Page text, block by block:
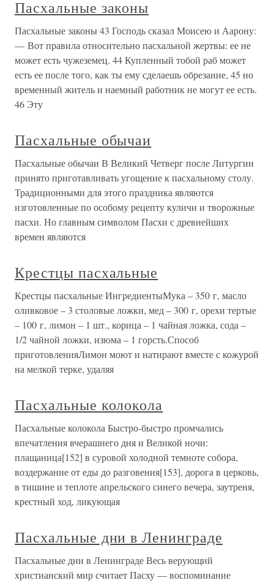
Пасхальные законы
Пасхальные законы 43 Господь сказал Моисею и Аарону:
— Вот правила относительно пасхальной жертвы: ее не
может есть чужеземец. 44 Купленный тобой раб может
есть ее после того, как ты ему сделаешь обрезание, 45 но
временный житель и наемный работник не могут ее есть.
46 Эту
Пасхальные обычаи
Пасхальные обычаи В Великий Четверг после Литургии
принято приготавливать угощение к пасхальному столу.
Традиционными для этого праздника являются
изготовленные по особому рецепту куличи и творожные
пасхи. Но главным символом Пасхи с древнейших
времен являются
Крестцы пасхальные
Крестцы пасхальные ИнгредиентыМука – 350 г, масло
оливковое – 3 столовые ложки, мед – 300 г, орехи тертые
– 100 г, лимон – 1 шт., корица – 1 чайная ложка, сода –
1/2 чайной ложки, изюма – 1 горсть.Способ
приготовленияЛимон моют и натирают вместе с кожурой
на мелкой терке, удаляя
Пасхальные колокола
Пасхальные колокола Быстро-быстро промчались
впечатления вчерашнего дня и Великой ночи:
плащаница[152] в суровой холодной темноте собора,
воздержание от еды до разговения[153], дорога в церковь,
в тишине и теплоте апрельского синего вечера, заутреня,
крестный ход, ликующая
Пасхальные дни в Ленинграде
Пасхальные дни в Ленинграде Весь верующий
христианский мир считает Пасху — воспоминание